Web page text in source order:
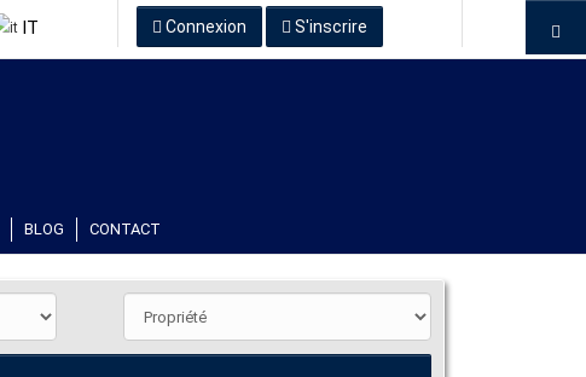
IT Connexion S'inscrire
BLOG CONTACT